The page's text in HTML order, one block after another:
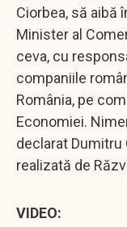
Ciorbea, să aibă
Minister al
ceva, cu
companiile
România, pe
Economiei.
declarat Dumitru
realizată de
VIDEO: